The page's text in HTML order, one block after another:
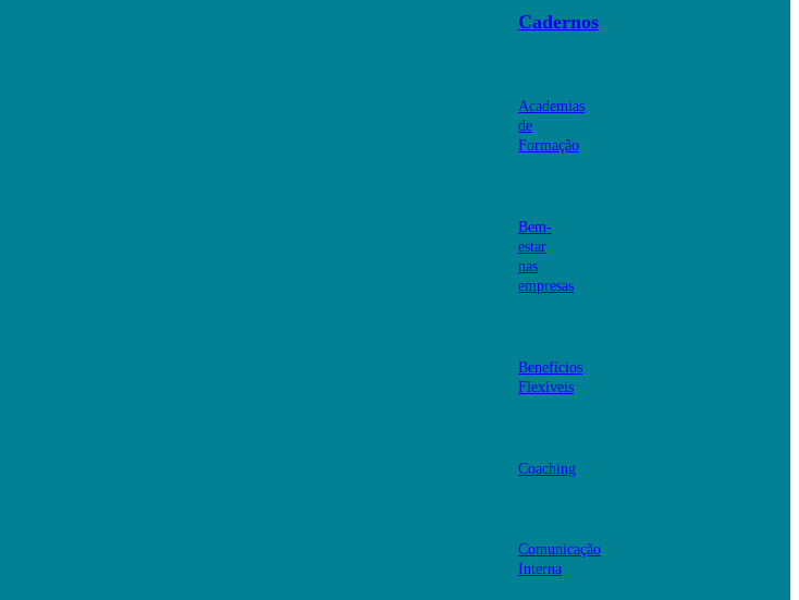
Cadernos
Academias
de
Formação
Bem-
estar
nas
empresas
Benefícios
Flexíveis
Coaching
Comunicação
Interna